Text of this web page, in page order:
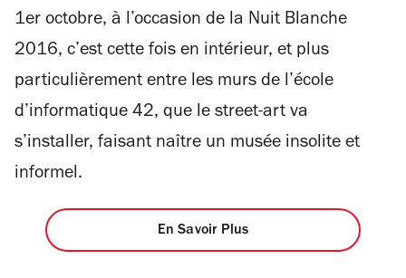
1er octobre, à l’occasion de la Nuit Blanche
2016, c’est cette fois en intérieur, et plus
particulièrement entre les murs de l’école
d’informatique 42, que le street-art va
s’installer, faisant naître un musée insolite et
informel.
En Savoir Plus